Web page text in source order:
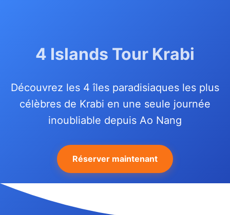
4 Islands Tour Krabi
Découvrez les 4 îles paradisiaques les plus
célèbres de Krabi en une seule journée
inoubliable depuis Ao Nang
Réserver maintenant